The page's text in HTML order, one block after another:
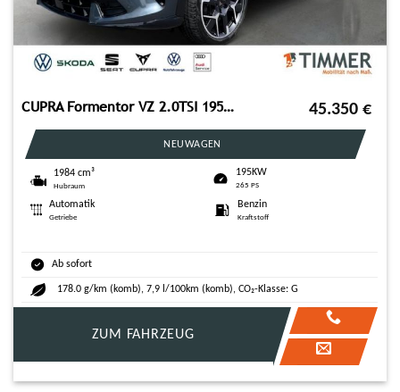
CUPRA Formentor VZ 2.0TSI 195kW (265PS)*DSG*AHK*360°*M 45.350 €
NEUWAGEN
1984 cm³
Hubraum
195KW
265 PS
Automatik
Getriebe
Benzin
Kraftstoff
Ab sofort
178.0 g/km (komb), 7,9 l/100km (komb), CO₂-Klasse: G
ZUM FAHRZEUG